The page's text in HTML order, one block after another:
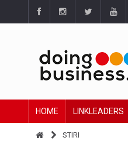
HOME LINKLEADERS
STIRI